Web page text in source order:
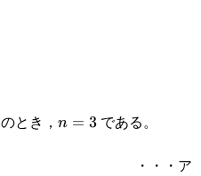
のとき，n=3
n = 3である。
・・・ア